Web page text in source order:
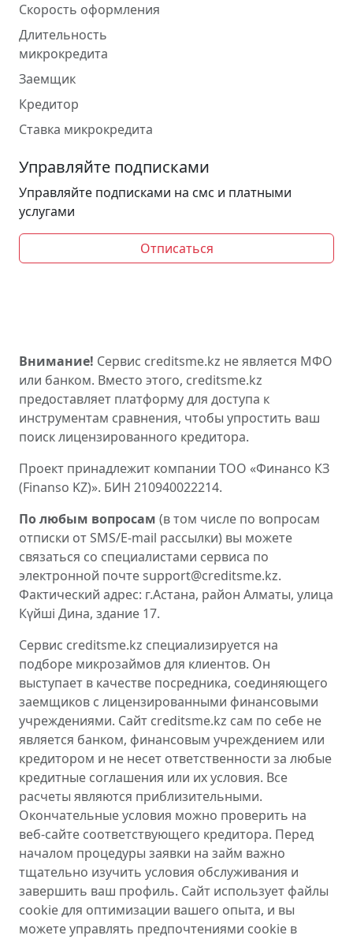
Скорость оформления
Длительность
микрокредита
Заемщик
Кредитор
Ставка микрокредита
Управляйте подписками
Управляйте подписками на смс и платными
услугами
Отписаться
Внимание! Сервис creditsme.kz не является МФО
или банком. Вместо этого, creditsme.kz
предоставляет платформу для доступа к
инструментам сравнения, чтобы упростить ваш
поиск лицензированного кредитора.
Проект принадлежит компании ТОО «Финансо КЗ
(Finanso KZ)». БИН 210940022214.
По любым вопросам (в том числе по вопросам
отписки от SMS/E-mail рассылки) вы можете
связаться со специалистами сервиса по
электронной почте support@creditsme.kz.
Фактический адрес: г.Астана, район Алматы, улица
Күйші Дина, здание 17.
Сервис creditsme.kz специализируется на
подборе микрозаймов для клиентов. Он
выступает в качестве посредника, соединяющего
заемщиков с лицензированными финансовыми
учреждениями. Сайт creditsme.kz сам по себе не
является банком, финансовым учреждением или
кредитором и не несет ответственности за любые
кредитные соглашения или их условия. Все
расчеты являются приблизительными.
Окончательные условия можно проверить на
веб-сайте соответствующего кредитора. Перед
началом процедуры заявки на займ важно
тщательно изучить условия обслуживания и
завершить ваш профиль. Сайт использует файлы
cookie для оптимизации вашего опыта, и вы
можете управлять предпочтениями cookie в